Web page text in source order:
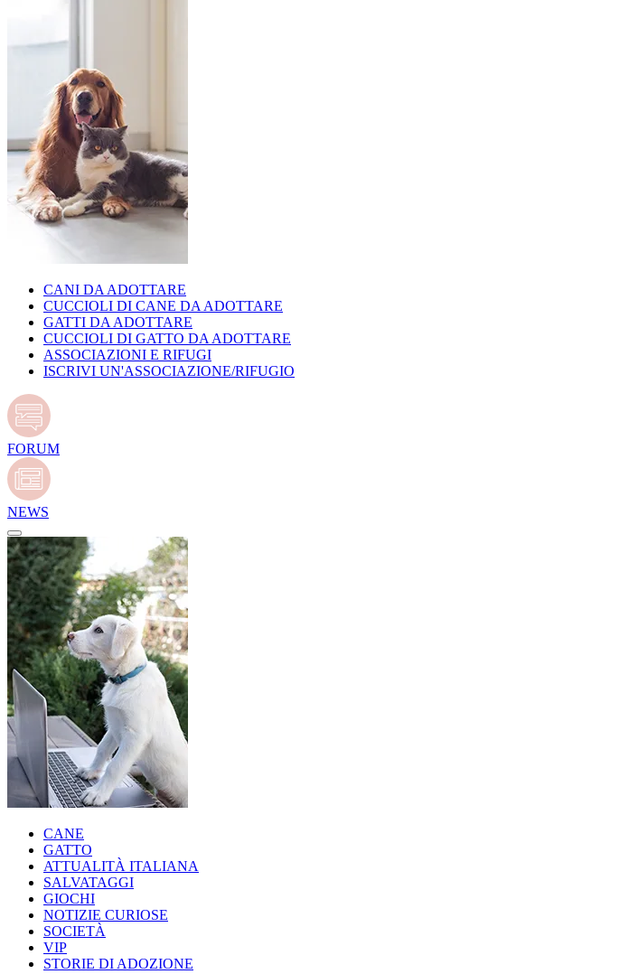
CANI DA ADOTTARE
CUCCIOLI DI CANE DA ADOTTARE
GATTI DA ADOTTARE
CUCCIOLI DI GATTO DA ADOTTARE
ASSOCIAZIONI E RIFUGI
ISCRIVI UN'ASSOCIAZIONE/RIFUGIO
FORUM
NEWS
CANE
GATTO
ATTUALITÀ ITALIANA
SALVATAGGI
GIOCHI
NOTIZIE CURIOSE
SOCIETÀ
VIP
STORIE DI ADOZIONE